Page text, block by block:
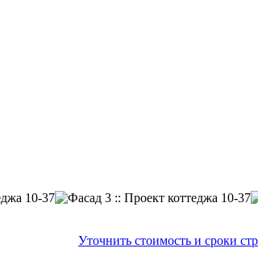
Уточнить стоимость и сроки